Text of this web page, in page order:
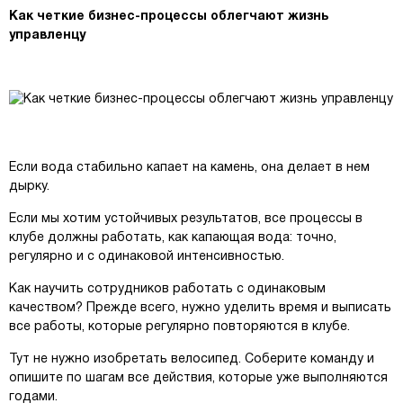
Как четкие бизнес-процессы облегчают жизнь
управленцу
Если вода стабильно капает на камень, она делает в нем
дырку.
Если мы хотим устойчивых результатов, все процессы в
клубе должны работать, как капающая вода: точно,
регулярно и с одинаковой интенсивностью.
Как научить сотрудников работать с одинаковым
качеством? Прежде всего, нужно уделить время и выписать
все работы, которые регулярно повторяются в клубе.
Тут не нужно изобретать велосипед. Соберите команду и
опишите по шагам все действия, которые уже выполняются
годами.